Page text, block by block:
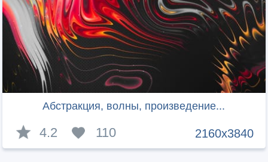
Абстракция, волны, произведение...
2160x3840
4.2 110